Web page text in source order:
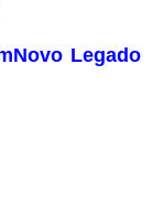
Legado